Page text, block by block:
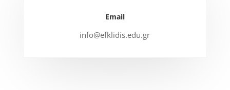
Email
info@efklidis.edu.gr